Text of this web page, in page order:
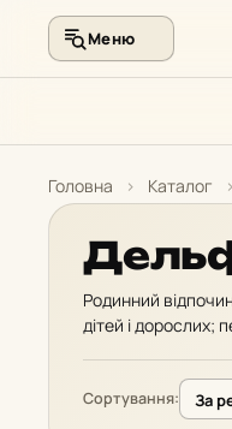
контенту
Меню
Головна › Каталог ›
Родинний
дітей і дорослих;
Сортування: